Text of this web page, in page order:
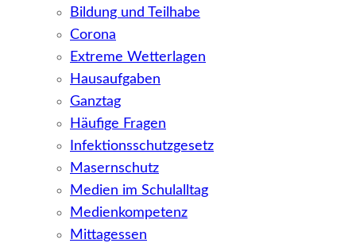
Bildung und Teilhabe
Corona
Extreme Wetterlagen
Hausaufgaben
Ganztag
Häufige Fragen
Infektionsschutzgesetz
Masernschutz
Medien im Schulalltag
Medienkompetenz
Mittagessen